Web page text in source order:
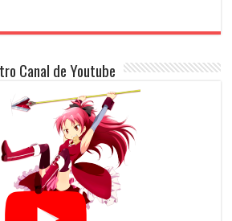
Canal de Youtube